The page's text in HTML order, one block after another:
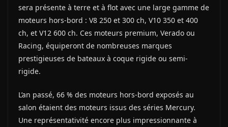
sera présente à terre et à flot avec une large gamme de
moteurs hors-bord : V8 250 et 300 ch, V10 350 et 400
ch, et V12 600 ch. Ces moteurs premium, Verado ou
Racing, équiperont de nombreuses marques
prestigieuses de bateaux à coque rigide ou semi-
rigide.
L’an passé, 66 % des moteurs hors-bord exposés au
salon étaient des moteurs issus des séries Mercury.
Une représentativité encore plus impressionnante à